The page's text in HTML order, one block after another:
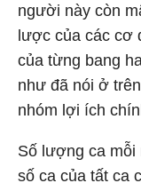
người này còn
lược của các cơ
của từng bang
như đã nói ở
nhóm lợi ích
Số lượng ca mỗi
số ca của tất ca